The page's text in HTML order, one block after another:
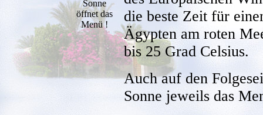
Sonne
öffnet das
Menü !
die beste Zeit für
Ägypten am roten
bis 25 Grad Celsius.
Auch auf den
Sonne jeweils das